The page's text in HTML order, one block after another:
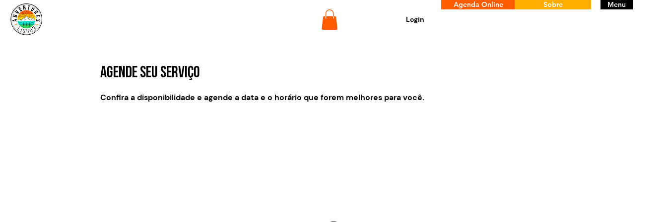
Login
Menu
Agenda Online Sobre
Agende seu serviço
Confira a disponibilidade e agende a data e o horário que forem melhores para você.